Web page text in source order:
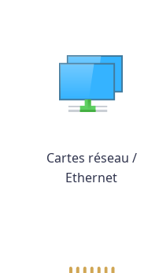
Cartes réseau /
Ethernet